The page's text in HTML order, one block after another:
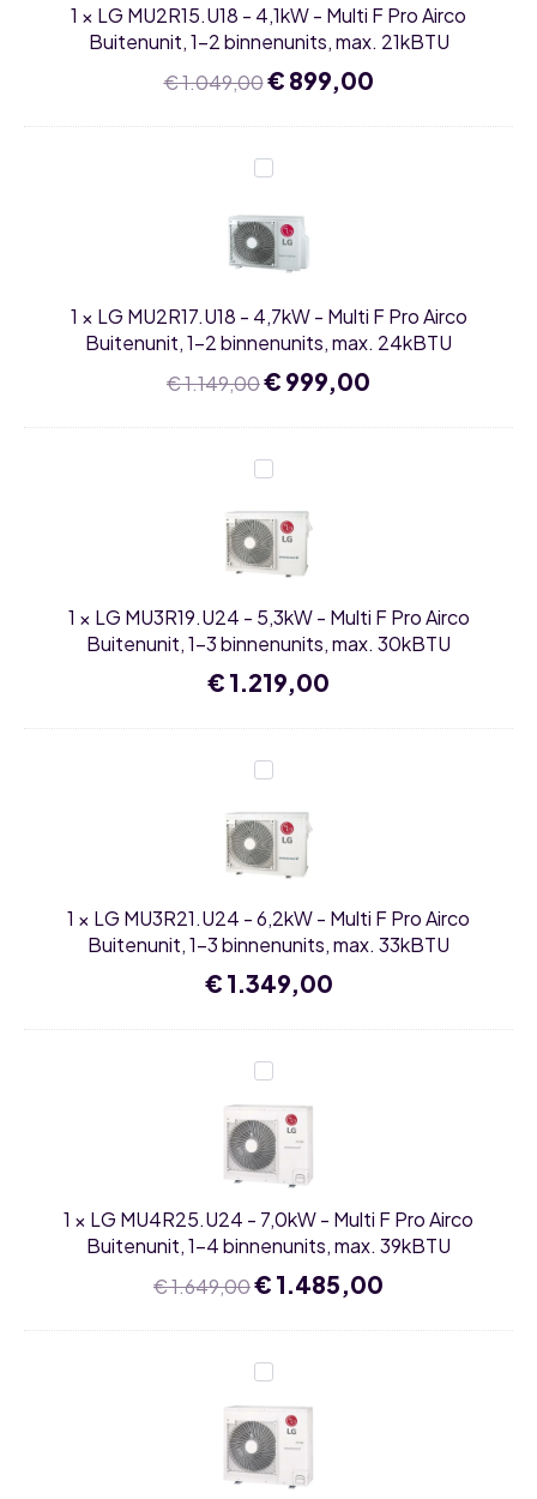
Airco
Buitenunit,
1-
2
binnenunits,
21kBTU
1 × LG MU2R15.U18 - 4,1kW - Multi F Pro Airco
Buitenunit, 1-2 binnenunits, max. 21kBTU
€1.049,00Oorspronkelijke
was:
€ 1.049,00.
€ 899,00Huidige
is:
LG
MU2R17.U18
4,7kW
-
Multi
Airco
Buitenunit,
1-
2
binnenunits,
24kBTU
1 × LG MU2R17.U18 - 4,7kW - Multi F Pro Airco
Buitenunit, 1-2 binnenunits, max. 24kBTU
€1.149,00Oorspronkelijke
was:
€ 1.149,00.
€ 999,00
is:
LG
MU3R19.U24
-
5,3kW
-
Multi
Airco
Buitenunit,
1-
3
binnenunits,
30kBTU
1 × LG MU3R19.U24 - 5,3kW - Multi F Pro Airco
Buitenunit, 1-3 binnenunits, max. 30kBTU
€ 1.219,00
LG
MU3R21.U24
-
6,2kW
-
Multi
Airco
Buitenunit,
1-
3
binnenunits,
33kBTU
1 × LG MU3R21.U24 - 6,2kW - Multi F Pro Airco
Buitenunit, 1-3 binnenunits, max. 33kBTU
€ 1.349,00
LG
MU4R25.U24
-
7,0kW
-
Multi
F
Airco
Buitenunit,
1-
4
binnenunits,
39kBTU
1 × LG MU4R25.U24 - 7,0kW - Multi F Pro Airco
Buitenunit, 1-4 binnenunits, max. 39kBTU
€1.649,00Oorspronkelijke
was:
€ 1.649,00.
€ 1.485,00
is:
LG
MU4R27.U24
-
7,9kW
-
Multi
F